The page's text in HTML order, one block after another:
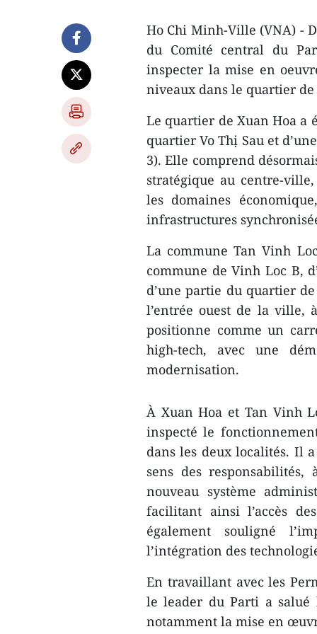
Ho Chi Minh-Ville (VNA) -
du Comité central du
inspecter la mise en
niveaux dans le quartier
Le quartier de Xuan Hoa a
quartier Vo Thị Sau et
3). Elle comprend
stratégique au centre-
les domaines
infrastructures
La commune Tan Vinh
commune de Vinh Loc B,
d’une partie du quartier
l’entrée ouest de la ville,
positionne comme un
high-tech, avec une
modernisation.
À Xuan Hoa et Tan Vinh
inspecté le
dans les deux localités. Il
sens des
nouveau système
facilitant ainsi l’accès
également souligné
l’intégration des
En travaillant avec les
le leader du Parti a salué
notamment la mise en